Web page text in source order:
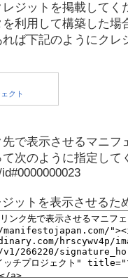
ジットを掲載してく
利用して構築した場
ば下記のようにクレ
で表示させるマニフ
次のように指定して
ットを表示させるた